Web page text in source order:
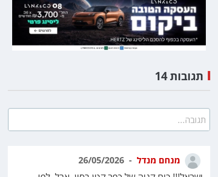
תגובה...
מנחם מנדל